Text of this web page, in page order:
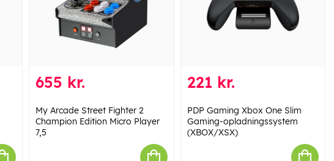
655 kr.
My Arcade Street Fighter 2
Champion Edition Micro Player
7,5
221 kr.
PDP Gaming Xbox One Slim
Gaming-opladningssystem
(XBOX/XSX)